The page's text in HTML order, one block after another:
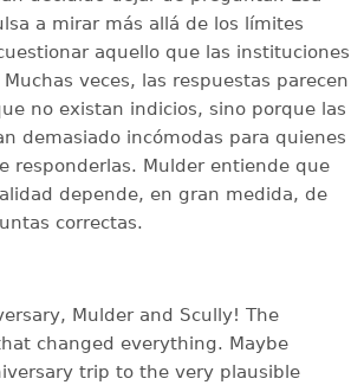
a mirar más allá de los límites
aquello que las instituciones
veces, las respuestas parecen
no existan indicios, sino porque las
demasiado incómodas para quienes
responderlas. Mulder entiende que
depende, en gran medida, de
correctas.
Mulder and Scully! The
changed everything. Maybe
trip to the very plausible